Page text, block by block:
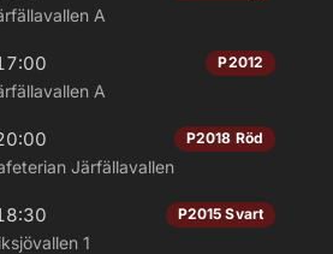
A
P2012
A
P2018 Röd
Järfällavallen
P2015 Svart
1